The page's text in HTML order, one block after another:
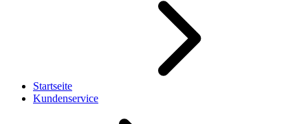
Startseite
Kundenservice